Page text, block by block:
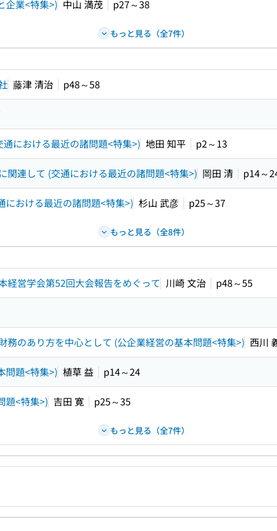
企業<特集>) 中山 満茂 p27～38
もっと見る（全7件）
藤津 清治 p48～58
における最近の諸問題<特集>) 地田 知平 p2～13
連して (交通における最近の諸問題<特集>) 岡田 清 p14～
おける最近の諸問題<特集>) 杉山 武彦 p25～37
もっと見る（全8件）
経営学会第52回大会報告をめぐって 川崎 文治 p48～55
のあり方を中心として (公企業経営の基本問題<特集>) 西川
問題<特集>) 植草 益 p14～24
題<特集>) 吉田 寛 p25～35
もっと見る（全7件）